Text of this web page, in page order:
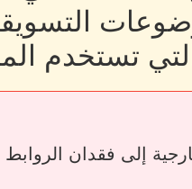
تستخدم